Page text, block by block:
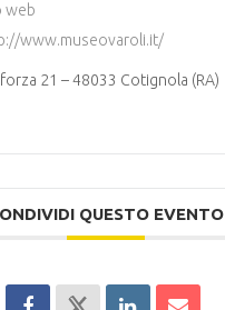
web
www.museovaroli.it/
21 – 48033 Cotignola (RA)
QUESTO EVENTO